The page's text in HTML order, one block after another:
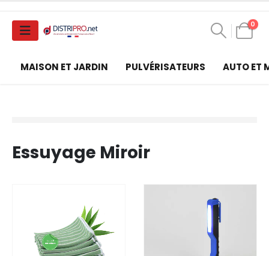
0
MAISON ET JARDIN PULVÉRISATEURS AUTO ET
Essuyage Miroir